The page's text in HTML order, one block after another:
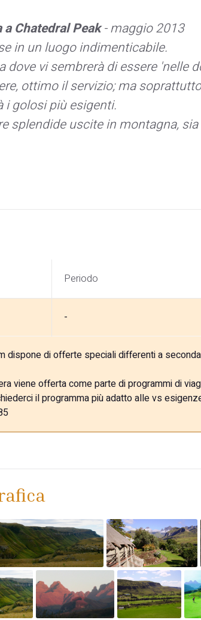
Chatedral Peak- maggio 2013
in un luogo indimenticabile.
dove vi sembrerà di essere 'nelle
ottimo il servizio; ma
golosi più esigenti.
splendide uscite in montagna,
Periodo
-
dispone di offerte speciali differenti a
viene offerta come parte di programmi di
il programma più adatto alle vs